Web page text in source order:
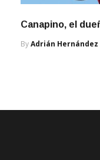
Canapino, el
ByAdrián Hernández